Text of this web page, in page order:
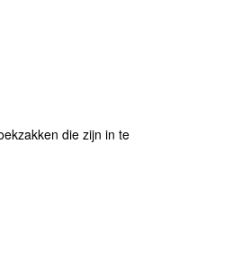
die zijn in te